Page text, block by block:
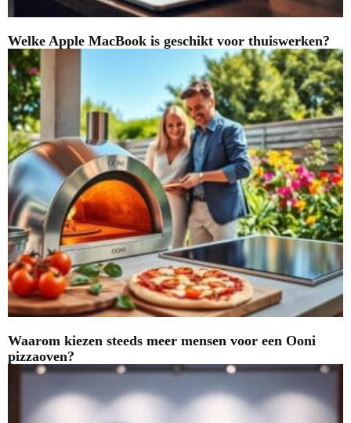
Welke Apple MacBook is geschikt voor thuiswerken?
Waarom kiezen steeds meer mensen voor een Ooni
pizzaoven?